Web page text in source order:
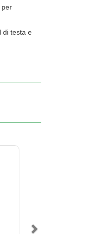
per
di testa e